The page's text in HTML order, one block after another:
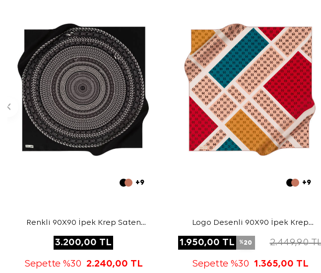
+9
Renkli 90X90 İpek Krep Saten
3.200,00 TL
Sepette %30 2.240,00 TL
+9
Logo Desenli 90X90 İpek Krep
1.950,00 TL %20 2.449,90
Sepette %30 1.365,00 TL